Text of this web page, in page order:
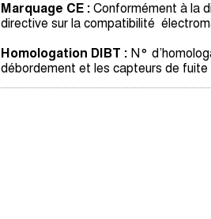
Marquage CE : Conformément à la
directive sur la compatibilité
Homologation DIBT : N°
débordement et les capteurs de fuite